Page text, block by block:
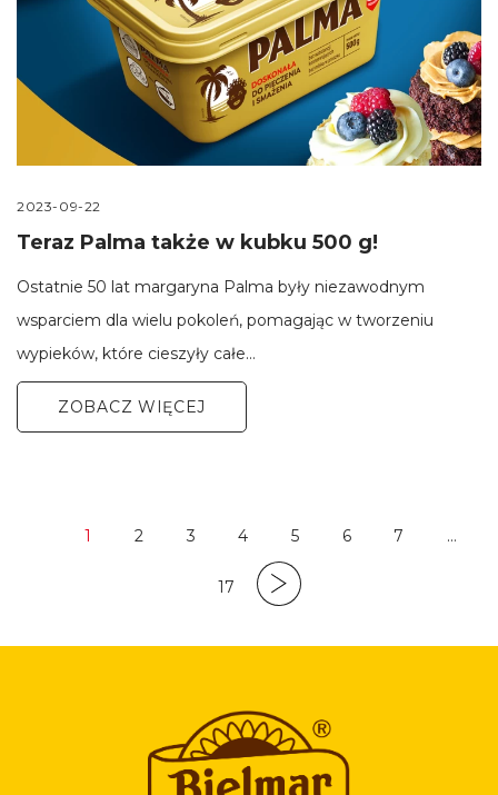
2023-09-22
Teraz Palma także w kubku 500 g!
Ostatnie 50 lat margaryna Palma były niezawodnym
wsparciem dla wielu pokoleń, pomagając w tworzeniu
wypieków, które cieszyły całe…
ZOBACZ WIĘCEJ
1 2 3 4 5 6 7 …
17